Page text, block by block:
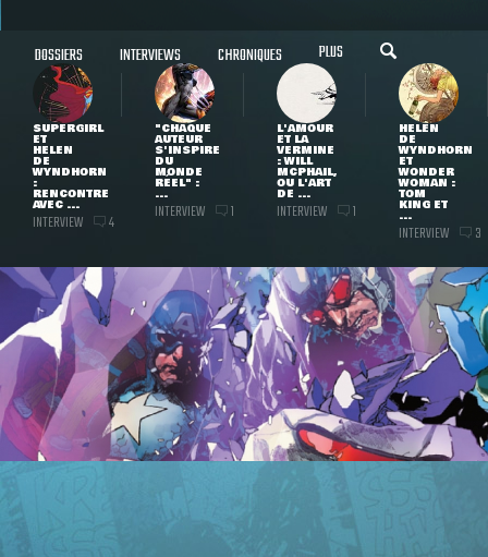
DOSSIERS INTERVIEWS CHRONIQUES PLUS
SUPERGIRL
ET
HELEN
DE
WYNDHORN
:
RENCONTRE
AVEC ...
INTERVIEW 4
"CHAQUE
AUTEUR
S'INSPIRE
DU
MONDE
RÉEL" :
...
INTERVIEW 1
L'AMOUR
ET LA
VERMINE
: WILL
MCPHAIL,
OU L'ART
DE ...
INTERVIEW 1
HELEN
DE
WYNDHORN
ET
WONDER
WOMAN :
TOM
KING ET
...
INTERVIEW 3